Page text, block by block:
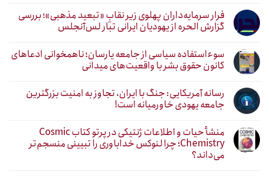
فرار سرمایه‌داران پهلوی زیر نقابِ «تبعید مذهبی»؛ بررسی
گزارش الحره از یهودیان ایرانی تبار لس‌آنجلس
سوءاستفاده سیاسی از جامعه یارسان؛ ناهمخوانی ادعاهای
کانون حقوق بشر با واقعیت‌های میدانی
رسانه آمریکایی: جنگ با ایران، تجاوز به امنیت بزرگترین
جامعه یهودی خاورمیانه است!
منشأ حیات و اطلاعات ژنتیکی در پرتو کتاب Cosmic
Chemistry؛ چرا لنوکس خداباوری را تبیینی منسجم‌تر
می‌داند؟